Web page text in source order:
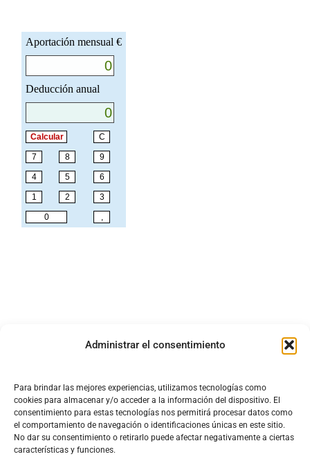
Administrar el consentimiento
Para brindar las mejores experiencias, utilizamos tecnologías como
cookies para almacenar y/o acceder a la información del dispositivo. El
consentimiento para estas tecnologías nos permitirá procesar datos como
el comportamiento de navegación o identificaciones únicas en este sitio.
No dar su consentimiento o retirarlo puede afectar negativamente a ciertas
características y funciones.